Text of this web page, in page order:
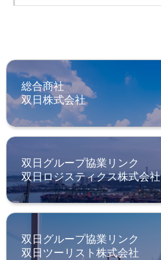
総合商社
双日株式会社
双日グループ協業リンク
双日ロジスティクス株式会社
双日グループ協業リンク
双日ツーリスト株式会社